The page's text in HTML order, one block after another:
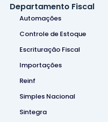
Departamento Fiscal
Automações
Controle de Estoque
Escrituração Fiscal
Importações
Reinf
Simples Nacional
Sintegra